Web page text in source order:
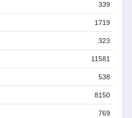
339
1719
323
11581
538
8150
769